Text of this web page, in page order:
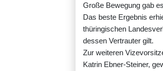
Große Bewegung gab
Das beste Ergebnis
thüringischen
dessen Vertrauter gilt.
Zur weiteren
Katrin Ebner-Steiner,